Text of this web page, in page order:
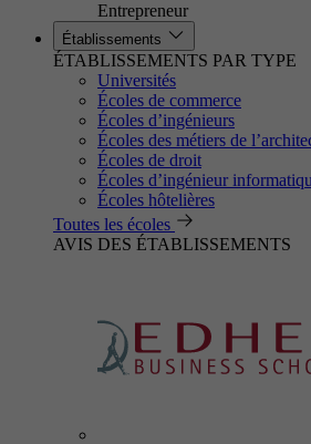
Entrepreneur
Établissements
ÉTABLISSEMENTS PAR TYPE
Universités
Écoles de commerce
Écoles d’ingénieurs
Écoles des métiers de
Écoles de droit
Écoles d’ingénieur
Écoles hôtelières
Toutes les écoles
AVIS DES ÉTABLISSEMENTS